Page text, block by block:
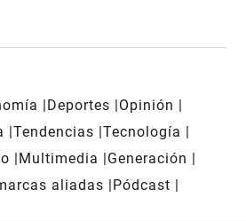
Deportes
Opinión
Tendencias Tecnología
Multimedia
Generación
aliadas
Pódcast